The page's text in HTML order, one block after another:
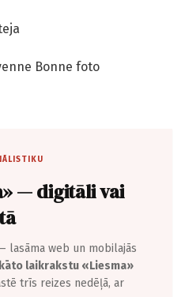
Bonne foto
— digitāli vai
lasāma web un mobilajās
laikrakstu «Liesma»
trīs reizes nedēļā, ar